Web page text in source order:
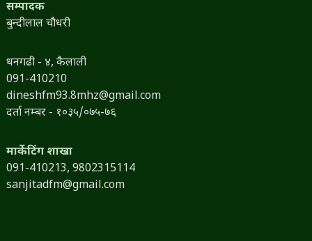
सम्पादक
बुन्दीलाल चौधरी
धनगढी - ४, कैलाली
091-410210
dineshfm93.8mhz@gmail.com
दर्ता नम्बर - १०३५/०७५-७६
मार्केटिंग शाखा
091-410213, 9802315114
sanjitadfm@gmail.com